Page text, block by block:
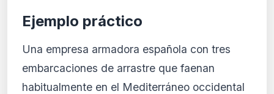
Ejemplo práctico
Una empresa armadora española con tres
embarcaciones de arrastre que faenan
habitualmente en el Mediterráneo occidental